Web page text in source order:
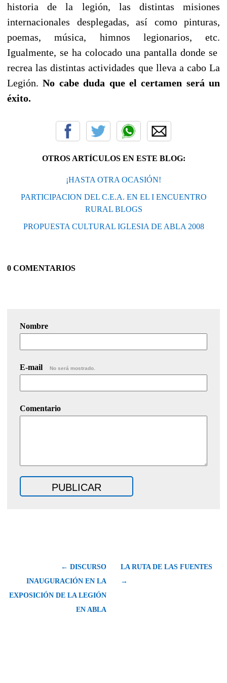
historia de la legión, las distintas misiones
internacionales desplegadas, así como pinturas,
poemas, música, himnos legionarios, etc.
Igualmente, se ha colocado una pantalla donde se
recrea las distintas actividades que lleva a cabo La
Legión.No cabe duda que el certamen será un
éxito.
OTROS ARTÍCULOS EN ESTE BLOG:
¡HASTA OTRA OCASIÓN!
PARTICIPACION DEL C.E.A. EN EL I ENCUENTRO
RURAL BLOGS
PROPUESTA CULTURAL IGLESIA DE ABLA 2008
0 COMENTARIOS
Nombre
E-mail No será mostrado.
Comentario
← DISCURSO
INAUGURACIÓN EN LA
EXPOSICIÓN DE LA LEGIÓN
EN ABLA
LA RUTA DE LAS FUENTES
→